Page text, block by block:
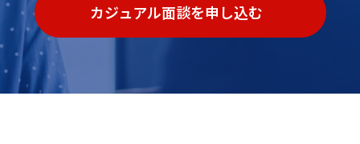
カジュアル面談を申し込む